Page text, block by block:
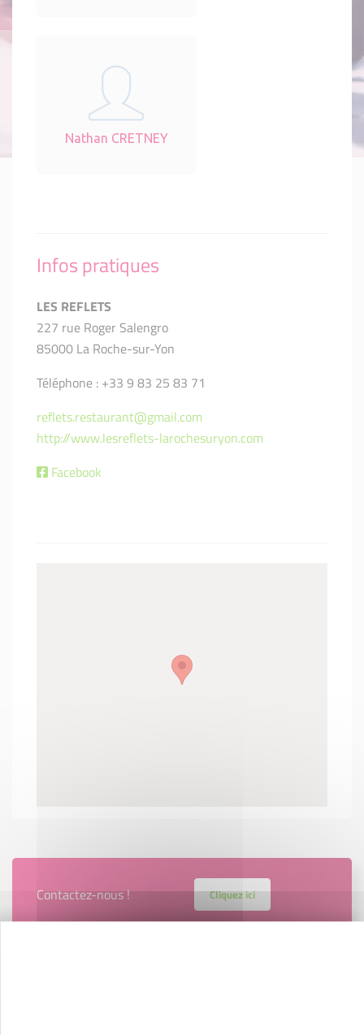
Nathan CRETNEY
Infos pratiques
LES REFLETS
227 rue Roger Salengro
85000 La Roche-sur-Yon
Téléphone : +33 9 83 25 83 71
reflets.restaurant@gmail.com
http://www.lesreflets-larochesuryon.com
Facebook
Contactez-nous ! Cliquez ici